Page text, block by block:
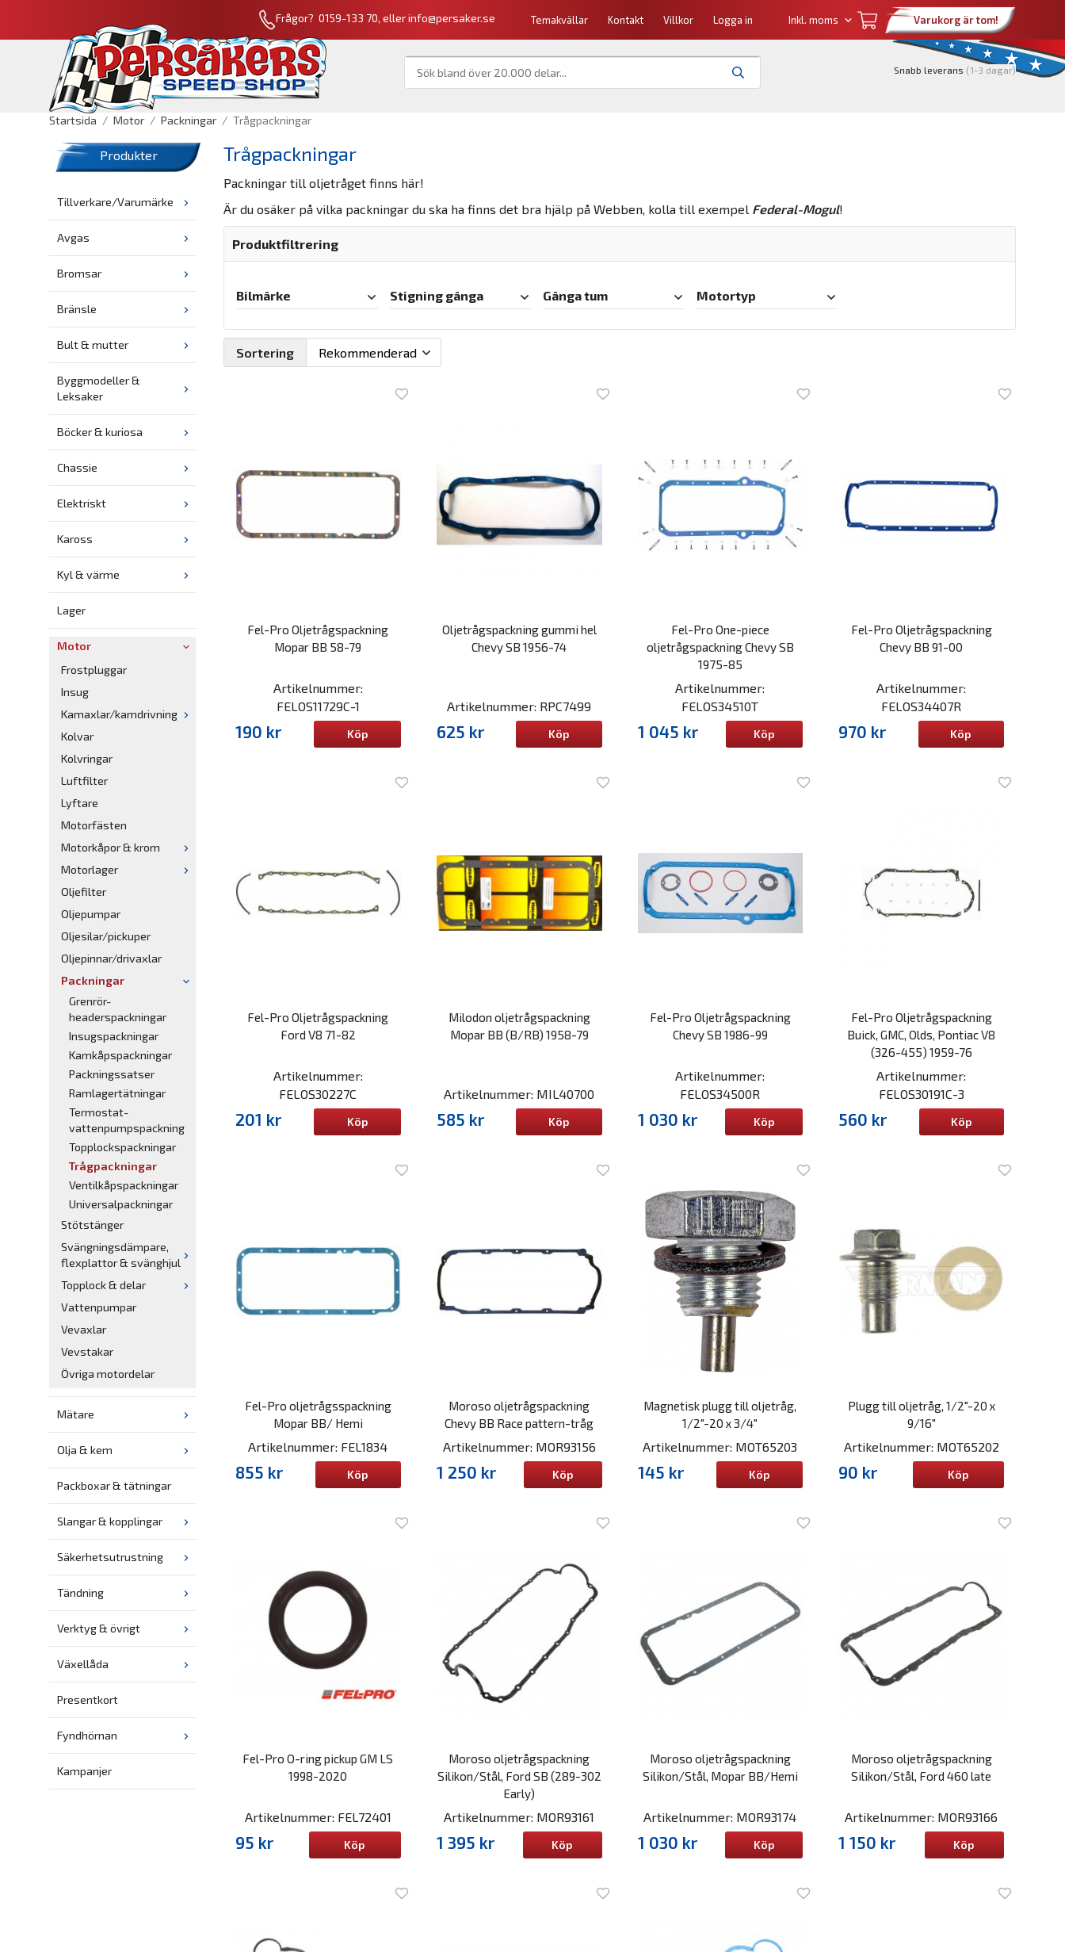
Frågor? 0159-133 70, ellerinfo@persaker.se Temakvällar Kontakt Villkor Logga in Varukorg är tom!
Snabb leverans (1-3 dagar)
Startsida / Motor / Packningar / Trågpackningar
Produkter
Tillverkare/Varumärke
Avgas
Bromsar
Bränsle
Bult & mutter
Byggmodeller &
Leksaker
Böcker & kuriosa
Chassie
Elektriskt
Kaross
Kyl & värme
Lager
Motor
Frostpluggar
Insug
Kamaxlar/kamdrivning
Kolvar
Kolvringar
Luftfilter
Lyftare
Motorfästen
Motorkåpor & krom
Motorlager
Oljefilter
Oljepumpar
Oljesilar/pickuper
Oljepinnar/drivaxlar
Packningar
Grenrör-
headerspackningar
Insugspackningar
Kamkåpspackningar
Packningssatser
Ramlagertätningar
Termostat-
vattenpumpspackning
Topplockspackningar
Trågpackningar
Ventilkåpspackningar
Universalpackningar
Stötstänger
Svängningsdämpare,
flexplattor & svänghjul
Topplock & delar
Vattenpumpar
Vevaxlar
Vevstakar
Övriga motordelar
Mätare
Olja & kem
Packboxar & tätningar
Slangar & kopplingar
Säkerhetsutrustning
Tändning
Verktyg & övrigt
Växellåda
Presentkort
Fyndhörnan
Kampanjer
Trågpackningar
Packningar till oljetråget finns här!
Är du osäker på vilka packningar du ska ha finns det bra hjälp på Webben, kolla till exempel Federal-Mogul!
Produktfiltrering
Bilmärke Stigning gänga Gänga tum Motortyp
Sortering
Fel-Pro Oljetrågspackning
Mopar BB 58-79
Artikelnummer:
FELOS11729C-1
190 kr Köp
Oljetrågspackning gummi hel
Chevy SB 1956-74
Artikelnummer: RPC7499
625 kr Köp
Fel-Pro One-piece
oljetrågspackning Chevy SB
1975-85
Artikelnummer:
FELOS34510T
1 045 kr Köp
Fel-Pro Oljetrågspackning
Chevy BB 91-00
Artikelnummer:
FELOS34407R
970 kr Köp
Fel-Pro Oljetrågspackning
Ford V8 71-82
Artikelnummer:
FELOS30227C
201 kr Köp
Milodon oljetrågspackning
Mopar BB (B/RB) 1958-79
Artikelnummer: MIL40700
585 kr Köp
Fel-Pro Oljetrågspackning
Chevy SB 1986-99
Artikelnummer:
FELOS34500R
1 030 kr Köp
Fel-Pro Oljetrågspackning
Buick, GMC, Olds, Pontiac V8
(326-455) 1959-76
Artikelnummer:
FELOS30191C-3
560 kr Köp
Fel-Pro oljetrågsspackning
Mopar BB/ Hemi
Artikelnummer: FEL1834
855 kr Köp
Moroso oljetrågspackning
Chevy BB Race pattern-tråg
Artikelnummer: MOR93156
1 250 kr Köp
Magnetisk plugg till oljetråg,
1/2"-20 x 3/4"
Artikelnummer: MOT65203
145 kr Köp
Plugg till oljetråg, 1/2"-20 x
9/16"
Artikelnummer: MOT65202
90 kr Köp
Fel-Pro O-ring pickup GM LS
1998-2020
Artikelnummer: FEL72401
95 kr Köp
Moroso oljetrågspackning
Silikon/Stål, Ford SB (289-302
Early)
Artikelnummer: MOR93161
1 395 kr Köp
Moroso oljetrågspackning
Silikon/Stål, Mopar BB/Hemi
Artikelnummer: MOR93174
1 030 kr Köp
Moroso oljetrågspackning
Silikon/Stål, Ford 460 late
Artikelnummer: MOR93166
1 150 kr Köp